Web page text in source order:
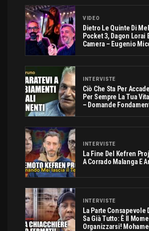
VIDEO
Dietro Le Quinte Di
Pocket 3, Dagon Lorai
Camera – Eugenio
INTERVISTE
Ciò Che Sta Per
Per Sempre La Tua
– Domande
INTERVISTE
La Fine Del Kefren
A Corrado Malanga E
INTERVISTE
La Parte Consapevole
Sa Già Tutto: È Il
Organizzarsi!